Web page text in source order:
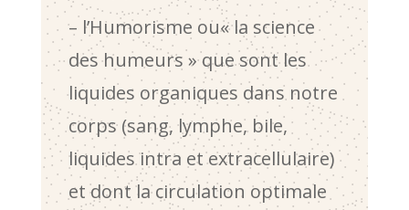
– l’Humorisme ou« la science
des humeurs » que sont les
liquides organiques dans notre
corps (sang, lymphe, bile,
liquides intra et extracellulaire)
et dont la circulation optimale